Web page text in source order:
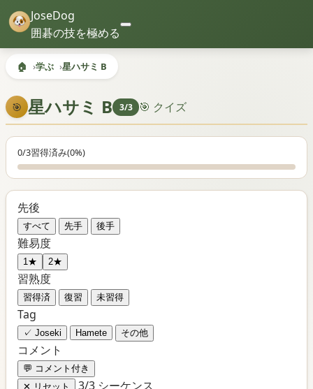
JoseDog
囲碁の技を極める
🏠 学ぶ 星ハサミ B
🎯 星ハサミ B 3/3 🎯 クイズ
0/3習得済み(0%)
先後
すべて 先手 後手
難易度
1★ 2★
習熟度
習得済 復習 未習得
Tag
✓ Joseki Hamete その他
コメント
💬 コメント付き
✕ リセット
3/3 シーケンス